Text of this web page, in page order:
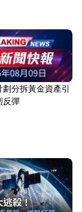
分拆黃金資產引
反彈